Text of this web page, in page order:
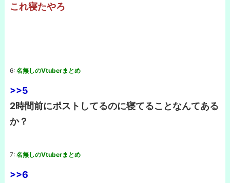
これ寝たやろ
6: 名無しのVtuberまとめ
>>5
2時間前にポストしてるのに寝てることなんてある
か？
7: 名無しのVtuberまとめ
>>6